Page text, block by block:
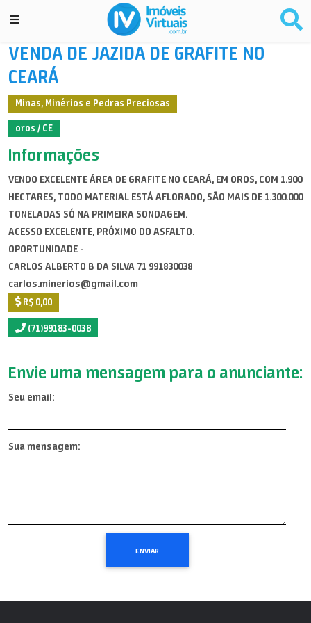
VENDA DE JAZIDA DE GRAFITE NO
CEARÁ
Minas, Minérios e Pedras Preciosas
oros / CE
Informações
VENDO EXCELENTE ÁREA DE GRAFITE NO CEARÁ, EM OROS, COM 1.900
HECTARES, TODO MATERIAL ESTÁ AFLORADO, SÃO MAIS DE 1.300.000
TONELADAS SÓ NA PRIMEIRA SONDAGEM.
ACESSO EXCELENTE, PRÓXIMO DO ASFALTO.
OPORTUNIDADE -
CARLOS ALBERTO B DA SILVA 71 991830038
carlos.minerios@gmail.com
R$ 0,00
(71)99183-0038
Envie uma mensagem para o anunciante:
Seu email:
Sua mensagem: